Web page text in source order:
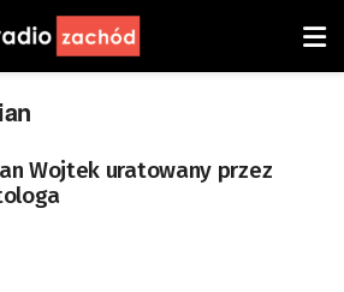
Wojtek uratowany przez